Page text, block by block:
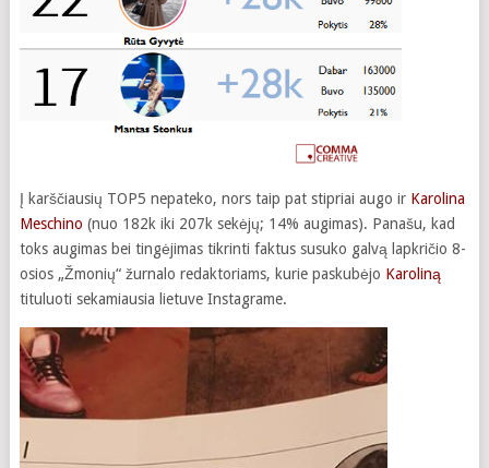
Į karščiausių TOP5 nepateko, nors taip pat stipriai augo ir Karolina
Meschino (nuo 182k iki 207k sekėjų; 14% augimas). Panašu, kad
toks augimas bei tingėjimas tikrinti faktus susuko galvą lapkričio 8-
osios „Žmonių“ žurnalo redaktoriams, kurie paskubėjo Karoliną
tituluoti sekamiausia lietuve Instagrame.